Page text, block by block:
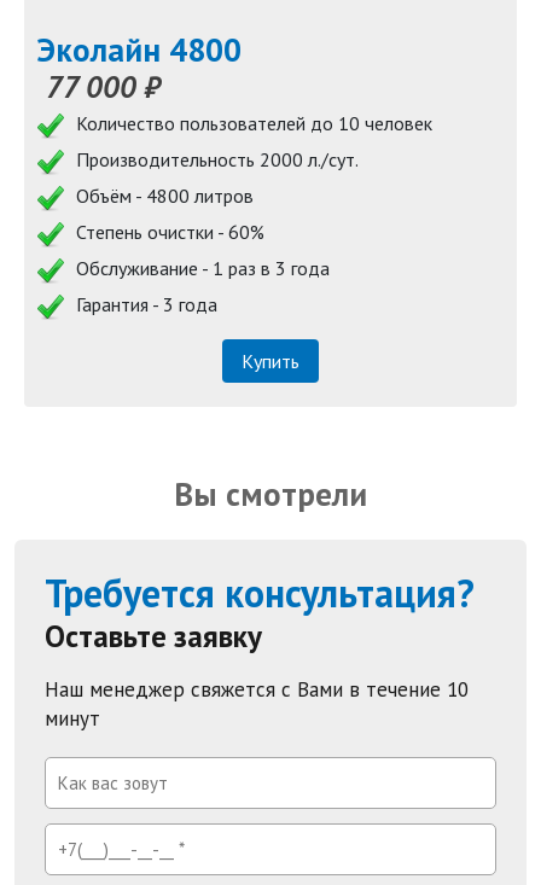
Эколайн 4800
77 000 ₽
Количество пользователей до 10 человек
Производительность 2000 л./сут.
Объём - 4800 литров
Степень очистки - 60%
Обслуживание - 1 раз в 3 года
Гарантия - 3 года
Купить
Вы смотрели
Требуется консультация?
Оставьте заявку
Наш менеджер свяжется с Вами в течение 10
минут